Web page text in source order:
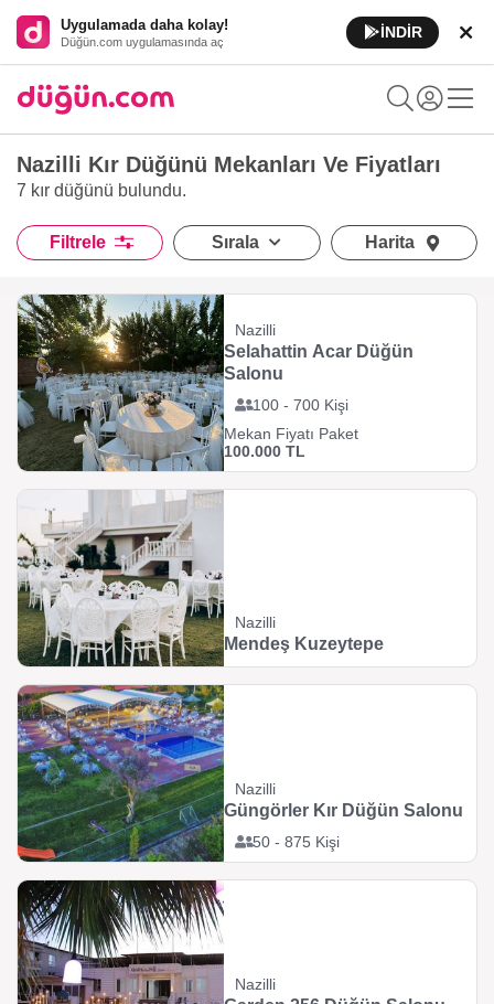
Uygulamada daha kolay!
Düğün.com uygulamasında aç
İNDİR
Nazilli Kır Düğünü Mekanları Ve Fiyatları
7 kır düğünü bulundu.
Filtrele Sırala Harita
Nazilli
100 - 700 Kişi
Selahattin Acar Düğün
Salonu
Mekan Fiyatı Paket
100.000 TL
Nazilli
Mendeş Kuzeytepe
Nazilli
50 - 875 Kişi
Güngörler Kır Düğün Salonu
Nazilli